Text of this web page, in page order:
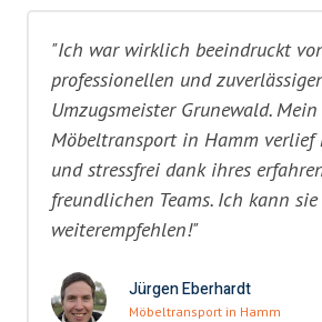
"Ich war wirklich beeindruckt
professionellen und
Umzugsmeister Grunewald. Mein
Möbeltransport in Hamm verlief
und stressfrei dank ihres
freundlichen Teams. Ich kann
weiterempfehlen!"
Jürgen Eberhardt
Möbeltransport in Hamm